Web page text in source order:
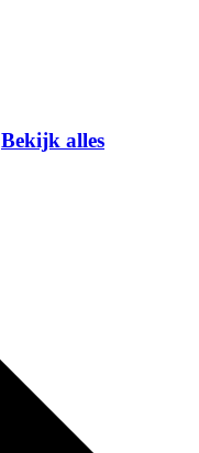
Bekijk alles